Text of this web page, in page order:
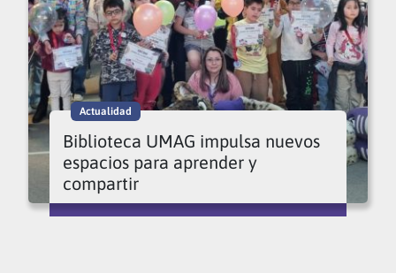
Actualidad
Biblioteca UMAG impulsa nuevos
espacios para aprender y
compartir